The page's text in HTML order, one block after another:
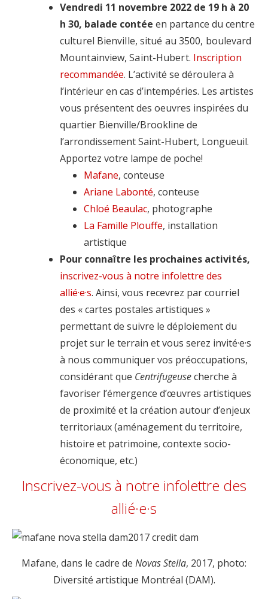
Vendredi 11 novembre 2022 de 19 h à 20
h 30, balade contée en partance du centre
culturel Bienville, situé au 3500, boulevard
Mountainview, Saint-Hubert. Inscription
recommandée. L’activité se déroulera à
l’intérieur en cas d’intempéries. Les artistes
vous présentent des oeuvres inspirées du
quartier Bienville/Brookline de
l’arrondissement Saint-Hubert, Longueuil.
Apportez votre lampe de poche!
Mafane, conteuse
Ariane Labonté, conteuse
Chloé Beaulac, photographe
La Famille Plouffe, installation
artistique
Pour connaître les prochaines activités,
inscrivez-vous à notre infolettre des
allié·e·s. Ainsi, vous recevrez par courriel
des « cartes postales artistiques »
permettant de suivre le déploiement du
projet sur le terrain et vous serez invité·e·s
à nous communiquer vos préoccupations,
considérant que Centrifugeusecherche à
favoriser l’émergence d’œuvres artistiques
de proximité et la création autour d’enjeux
territoriaux (aménagement du territoire,
histoire et patrimoine, contexte socio-
économique, etc.)
Inscrivez-vous à notre infolettre des
allié·e·s
Mafane, dans le cadre de Novas Stella, 2017, photo:
Diversité artistique Montréal (DAM).